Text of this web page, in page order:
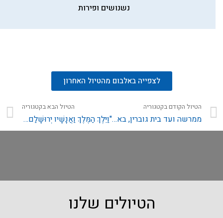
נשנושים ופירות
לצפייה באלבום מהטיול האחרון
הטיול הקודם בקטגוריה
ממרשה ועד בית גוברין, בארץ אלף המערות!
הטיול הבא בקטגוריה
"וַיֵּלֶךְ הַמֶּלֶךְ וַאֲנָשָׁיו יְרוּשָׁלִַם, אֶל-הַיְבֻסִי" ירושלים של בית דוד
הטיולים שלנו